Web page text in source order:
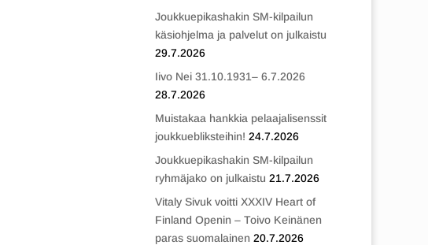
Joukkuepikashakin SM-kilpailun
käsiohjelma ja palvelut on julkaistu
29.7.2026
Iivo Nei 31.10.1931– 6.7.2026
28.7.2026
Muistakaa hankkia pelaajalisenssit
joukkuebliksteihin! 24.7.2026
Joukkuepikashakin SM-kilpailun
ryhmäjako on julkaistu 21.7.2026
Vitaly Sivuk voitti XXXIV Heart of
Finland Openin – Toivo Keinänen
paras suomalainen 20.7.2026